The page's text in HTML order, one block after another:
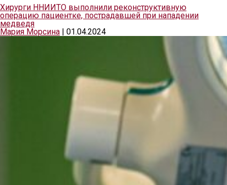
Хирурги ННИИТО выполнили реконструктивную
операцию пациентке, пострадавшей при нападении
медведя
Мария Морсина
01.04.2024